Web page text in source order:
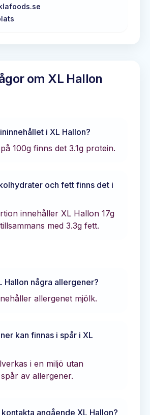
om XL Hallon
i XL Hallon?
100g finns det 3.1g protein.
och fett finns det i
innehåller XL Hallon 17g
med 3.3g fett.
Hallon några allergener?
allergenet mjölk.
kan finnas i spår i XL
i en miljö utan
av allergener.
angående XL Hallon?